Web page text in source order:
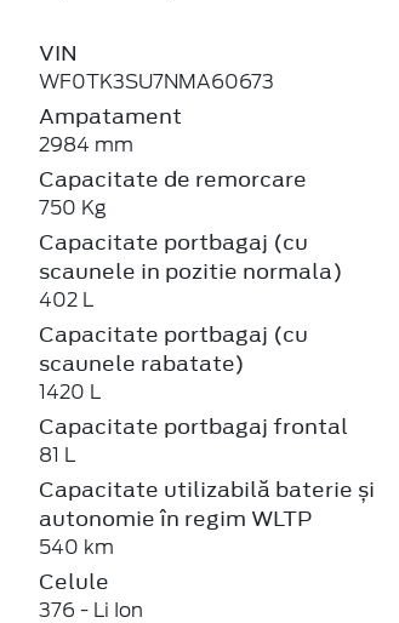
VIN
WF0TK3SU7NMA60673
Ampatament
2984 mm
Capacitate de remorcare
750 Kg
Capacitate portbagaj (cu
scaunele in pozitie normala)
402 L
Capacitate portbagaj (cu
scaunele rabatate)
1420 L
Capacitate portbagaj frontal
81 L
Capacitate utilizabilă baterie și
autonomie în regim WLTP
540 km
Celule
376 - Li Ion